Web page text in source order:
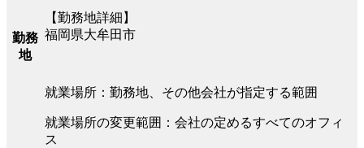
勤務
地
【勤務地詳細】
福岡県大牟田市
就業場所：勤務地、その他会社が指定する範囲
就業場所の変更範囲：会社の定めるすべてのオフィ
ス